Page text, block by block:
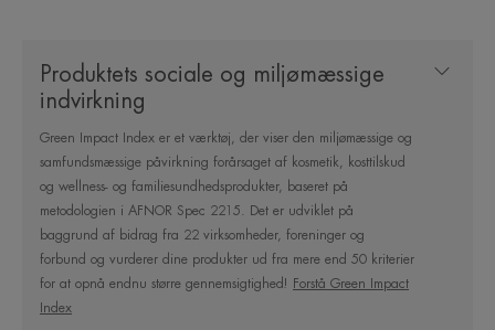
Avène Termalkildevand kan bruges dagligt, efter du
har renset ansigtet, for at fjerne resterende snavs.
Når du anvender sprayen før creme, forberedes
huden, hvilket gør det lettere at påføre cremen.
Ubehag i huden, rødme, kløe og stramhed
beroliges øjeblikkeligt efter brug. Termalkildevandet
er velegnet til brug i varme temperaturer, da det
Produktets sociale og miljømæssige
indvirkning
Green Impact Index er et værktøj, der viser den miljømæssige og
samfundsmæssige påvirkning forårsaget af kosmetik, kosttilskud
og wellness- og familiesundhedsprodukter, baseret på
metodologien i AFNOR Spec 2215. Det er udviklet på
baggrund af bidrag fra 22 virksomheder, foreninger og
forbund og vurderer dine produkter ud fra mere end 50 kriterier
for at opnå endnu større gennemsigtighed!
Forstå Green Impact
Index